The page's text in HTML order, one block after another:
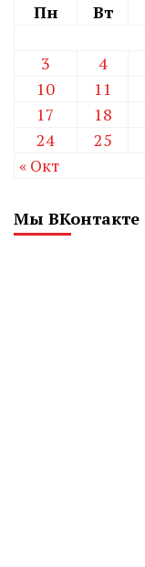
Пн
Вт
3
4
10
11
17
18
24
25
« Окт
Мы ВКонтакте